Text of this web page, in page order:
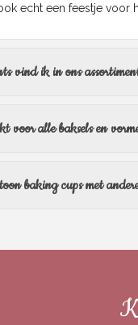
echt een feestje voor
vind ik in ons
voor alle baksels en
baking cups met